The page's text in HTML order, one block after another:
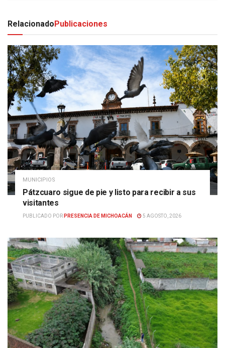
Relacionado Publicaciones
MUNICIPIOS
Pátzcuaro sigue de pie y listo para recibir a sus
visitantes
PUBLICADO POR PRESENCIA DE MICHOACÁN 5 AGOSTO, 2026